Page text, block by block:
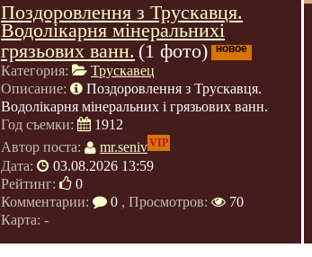
Поздоровлення з Трускавця.
Водолікарня мінеральнихі
грязьових ванн. (1 фото) новое
Категория:
Трускавец
Описание:
Поздоровлення з Трускавця.
Водолікарня мінеральних і грязьових ванн.
Год съемки:
1912
Автор поста:
mr.senivVIP
Дата:
03.08.2026 13:59
Рейтинг:
0
Комментарии:
0 , Просмотров:
70
Карта: -